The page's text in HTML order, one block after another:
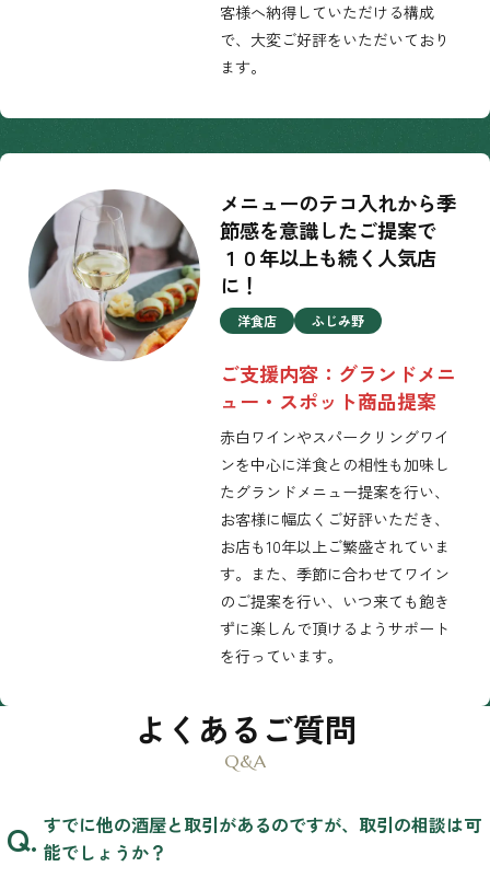
客様へ納得していただける構成
で、大変ご好評をいただいており
ます。
メニューのテコ入れから季
節感を意識したご提案で
１０年以上も続く人気店
に！
洋食店 ふじみ野
ご支援内容：グランドメニ
ュー・スポット商品提案
赤白ワインやスパークリングワイ
ンを中心に洋食との相性も加味し
たグランドメニュー提案を行い、
お客様に幅広くご好評いただき、
お店も10年以上ご繁盛されていま
す。また、季節に合わせてワイン
のご提案を行い、いつ来ても飽き
ずに楽しんで頂けるようサポート
を行っています。
よくあるご質問
すでに他の酒屋と取引があるのですが、取引の相談は可
能でしょうか？